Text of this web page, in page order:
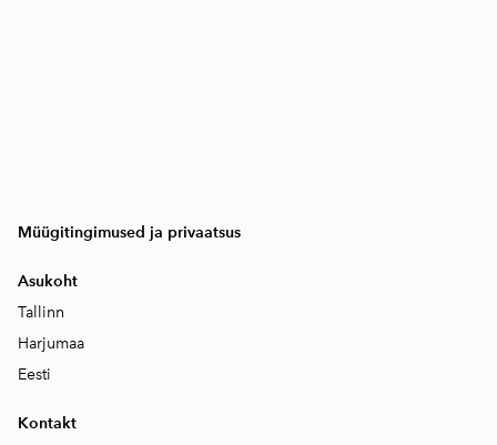
Müügitingimused ja privaatsus
Asukoht
Tallinn
Harjumaa
Eesti
Kontakt